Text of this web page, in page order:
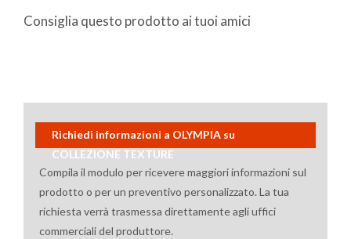
Consiglia questo prodotto ai tuoi amici
Richiedi informazioni a OLYMPIA su
COLLEZIONE TEXTURE
Compila il modulo per ricevere maggiori informazioni sul
prodotto o per un preventivo personalizzato. La tua
richiesta verrà trasmessa direttamente agli uffici
commerciali del produttore.